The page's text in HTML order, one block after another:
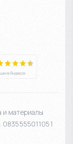
материалы